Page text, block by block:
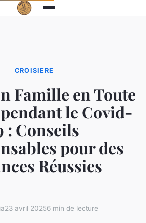
CROISIERE
Famille en Toute
le Covid-
: Conseils
pour des
Réussies
23 avril 20256 min de lecture